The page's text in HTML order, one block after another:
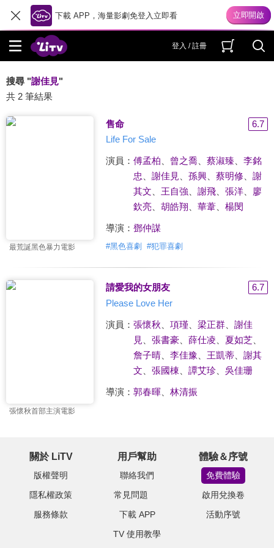
下載 APP，海量影劇免登入立即看
登入 / 註冊
搜尋 "謝佳見"
共 2 筆結果
最荒誕黑色暴力電影
售命
6.7
Life For Sale
演員： 傅孟柏 曾之喬 蔡淑臻
李銘
忠
謝佳見 孫興、 蔡明修
謝
其文
王自強 謝飛、 張洋、 廖
欽亮、 胡皓翔 華葦、 楊閔
導演： 鄧仲謀
#黑色喜劇 #犯罪喜劇
張懷秋首部主演電影
請愛我的女朋友
6.7
Please Love Her
演員： 張懷秋 項瑾、 梁正群、 謝佳
見
張書豪 薛仕凌 夏如芝、
詹子晴、 李佳豫 王凱蒂、 謝其
文
張國棟 譚艾珍、 吳佳珊
導演： 郭春暉、 林清振
關於 LiTV
版權聲明
隱私權政策
服務條款
用戶幫助
聯絡我們
常見問題
下載 APP
TV 使用教學
體驗＆序號
免費體驗
啟用兌換卷
活動序號